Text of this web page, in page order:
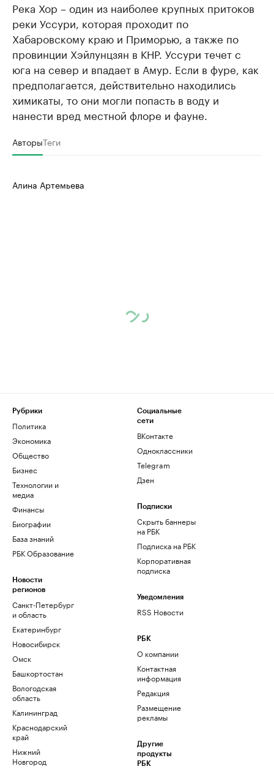
Река Хор – один из наиболее крупных притоков
реки Уссури, которая проходит по
Хабаровскому краю и Приморью, а также по
провинции Хэйлунцзян в КНР. Уссури течет с
юга на север и впадает в Амур. Если в фуре, как
предполагается, действительно находились
химикаты, то они могли попасть в воду и
нанести вред местной флоре и фауне.
АвторыТеги
Алина Артемьева
Рубрики
Политика
Экономика
Общество
Бизнес
Технологии и
медиа
Финансы
Биографии
База знаний
РБК Образование
Новости
регионов
Санкт-Петербург
и область
Екатеринбург
Новосибирск
Омск
Башкортостан
Вологодская
область
Калининград
Краснодарский
край
Нижний
Новгород
Социальные
сети
ВКонтакте
Одноклассники
Telegram
Дзен
Подписки
Скрыть баннеры
на РБК
Подписка на РБК
Корпоративная
подписка
Уведомления
RSS Новости
РБК
О компании
Контактная
информация
Редакция
Размещение
рекламы
Другие
продукты
РБК